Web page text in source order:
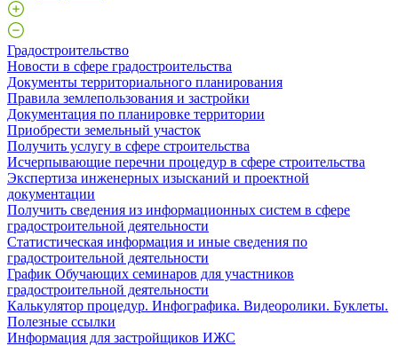
Градостроительство
Новости в сфере градостроительства
Документы территориального планирования
Правила землепользования и застройки
Документация по планировке территории
Приобрести земельный участок
Получить услугу в сфере строительства
Исчерпывающие перечни процедур в сфере строительства
Экспертиза инженерных изысканий и проектной
документации
Получить сведения из информационных систем в сфере
градостроительной деятельности
Статистическая информация и иные сведения по
градостроительной деятельности
График Обучающих семинаров для участников
градостроительной деятельности
Калькулятор процедур. Инфографика. Видеоролики. Буклеты.
Полезные ссылки
Информация для застройщиков ИЖС